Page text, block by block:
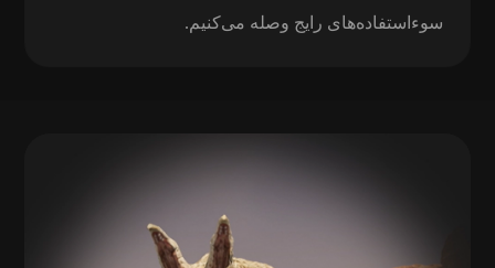
سوءاستفاده‌های رایج وصله می‌کنیم.